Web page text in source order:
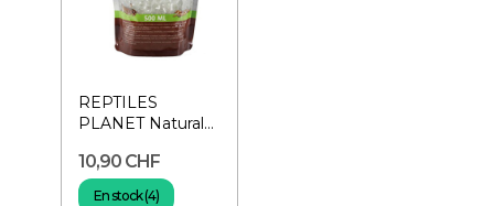
REPTILES
PLANET Natural
Eau en gelée
pour...
10,90 CHF
En stock (4)